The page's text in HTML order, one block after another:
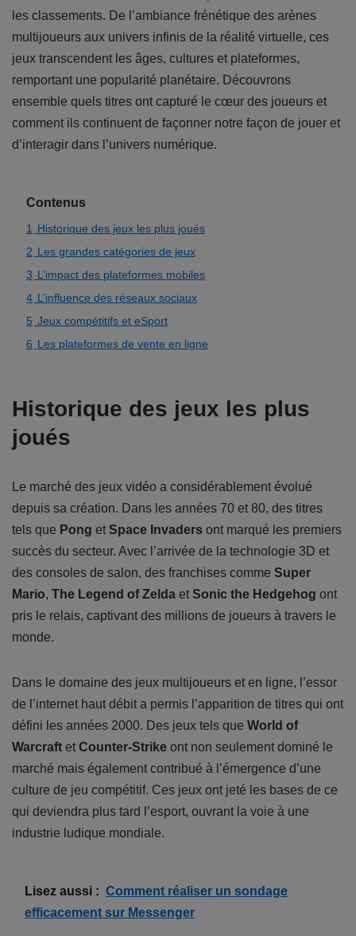
les classements. De l’ambiance frénétique des arènes
multijoueurs aux univers infinis de la réalité virtuelle, ces
jeux transcendent les âges, cultures et plateformes,
remportant une popularité planétaire. Découvrons
ensemble quels titres ont capturé le cœur des joueurs et
comment ils continuent de façonner notre façon de jouer et
d’interagir dans l’univers numérique.
Contenus
1
Historique des jeux les plus joués
2 Les grandes catégories de jeux
3 L’impact des plateformes mobiles
4 L’influence des réseaux sociaux
5 Jeux compétitifs et eSport
6 Les plateformes de vente en ligne
Historique des jeux les plus
joués
Le marché des jeux vidéo a considérablement évolué
depuis sa création. Dans les années 70 et 80, des titres
tels que Pong et Space Invaders ont marqué les premiers
succès du secteur. Avec l’arrivée de la technologie 3D et
des consoles de salon, des franchises comme Super
Mario, The Legend of Zelda et Sonic the Hedgehog ont
pris le relais, captivant des millions de joueurs à travers le
monde.
Dans le domaine des jeux multijoueurs et en ligne, l’essor
de l’internet haut débit a permis l’apparition de titres qui ont
défini les années 2000. Des jeux tels que World of
Warcraft et Counter-Strike ont non seulement dominé le
marché mais également contribué à l’émergence d’une
culture de jeu compétitif. Ces jeux ont jeté les bases de ce
qui deviendra plus tard l’esport, ouvrant la voie à une
industrie ludique mondiale.
Lisez aussi : Comment réaliser un sondage
efficacement sur Messenger